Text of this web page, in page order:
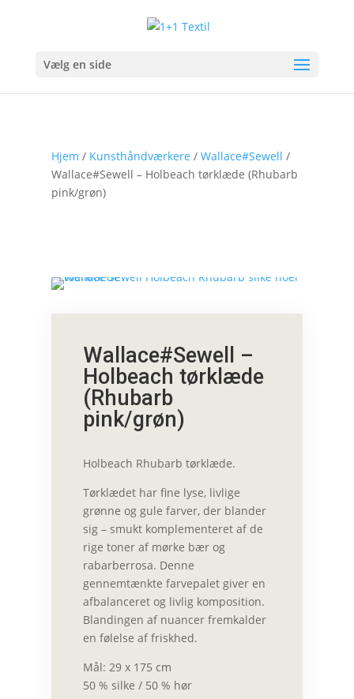
Vælg en side
Hjem / Kunsthåndværkere / Wallace#Sewell /
Wallace#Sewell – Holbeach tørklæde (Rhubarb
pink/grøn)
Wallace#Sewell –
Holbeach tørklæde
(Rhubarb
pink/grøn)
Holbeach Rhubarb tørklæde.
Tørklædet har fine lyse, livlige
grønne og gule farver, der blander
sig – smukt komplementeret af de
rige toner af mørke bær og
rabarberrosa. Denne
gennemtænkte farvepalet giver en
afbalanceret og livlig komposition.
Blandingen af nuancer fremkalder
en følelse af friskhed.
Mål: 29 x 175 cm
50 % silke / 50 % hør